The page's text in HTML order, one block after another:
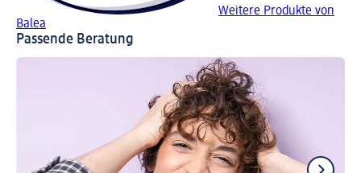
Weitere Produkte von
Balea
Passende Beratung